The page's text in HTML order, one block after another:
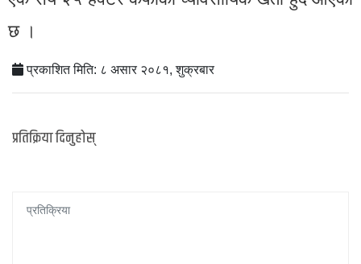
छ ।
प्रकाशित मिति: ८ असार २०८१, शुक्रबार
प्रतिक्रिया दिनुहोस्